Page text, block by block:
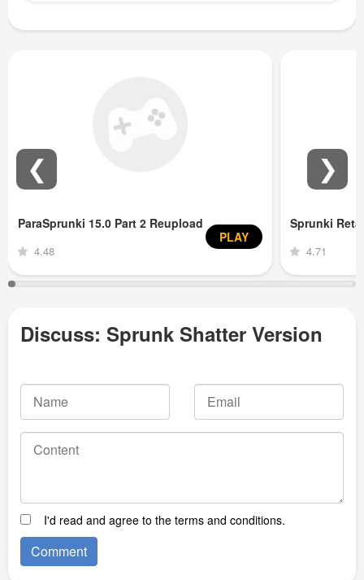
ParaSprunki 15.0 Part 2 Reupload
4.48
PLAY
Sprunki
4.71
❮ ❯
Discuss: Sprunk Shatter Version
I'd read and agree to the terms and conditions.